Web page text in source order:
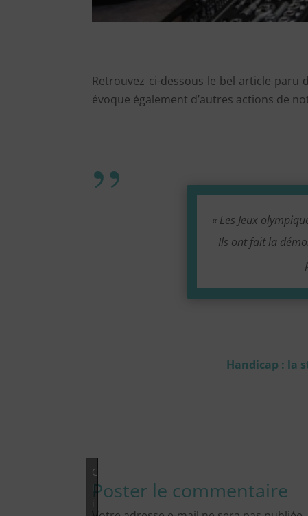
Retrouvez ci-dessous le bel article paru
évoque également d’autres actions de
”
« Les Jeux
Ils ont fait la
Handicap : la
Poster le commentaire
C
l
i